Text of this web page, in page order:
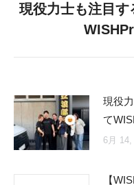
現役力士も注目
現役
て
6月 14,
【